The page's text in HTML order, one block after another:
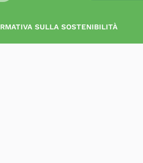
SULLA SOSTENIBILITÀ